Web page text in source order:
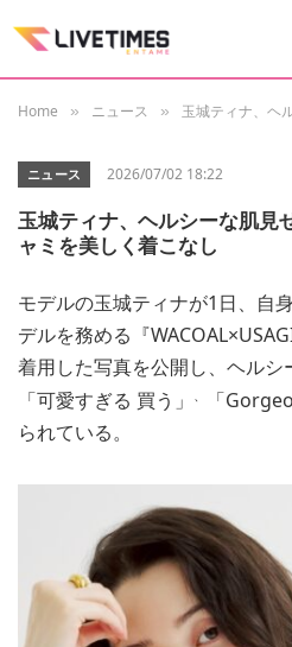
Home » ニュース » 玉城ティナ、ヘルシーな
ニュース 2026/07/02 18:22
玉城ティナ、ヘルシーな肌見
ャミを美しく着こなし
モデルの玉城ティナが1日、自
デルを務める『
着用した写真を公開し、ヘルシ
「可愛すぎる 買う」
、
「
られている。